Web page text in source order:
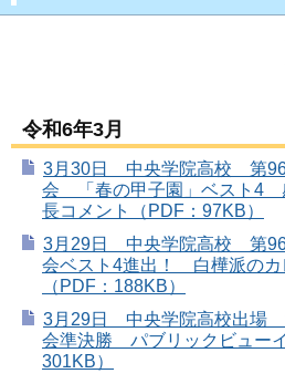
令和6年3月
3月30日 中央学院高校 第96
会 「春の甲子園」ベスト4
長コメント（PDF：97KB）
3月29日 中央学院高校 第96
会ベスト4進出！ 白樺派のカ
（PDF：188KB）
3月29日 中央学院高校出場
会準決勝 パブリックビュー
301KB）